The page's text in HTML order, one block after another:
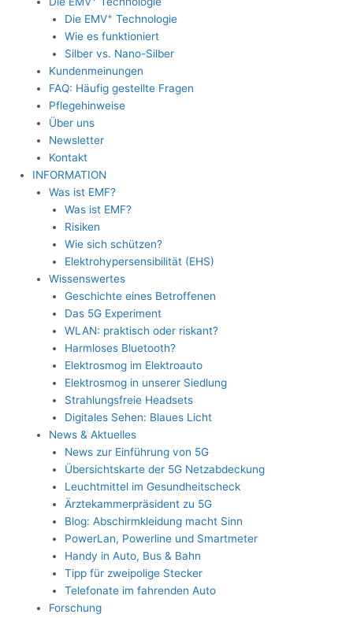
Die EMV+ Technologie
Wie es funktioniert
Silber vs. Nano-Silber
Kundenmeinungen
FAQ: Häufig gestellte Fragen
Pflegehinweise
Über uns
Newsletter
Kontakt
INFORMATION
Was ist EMF?
Was ist EMF?
Risiken
Wie sich schützen?
Elektrohypersensibilität (EHS)
Wissenswertes
Geschichte eines Betroffenen
Das 5G Experiment
WLAN: praktisch oder riskant?
Harmloses Bluetooth?
Elektrosmog im Elektroauto
Elektrosmog in unserer Siedlung
Strahlungsfreie Headsets
Digitales Sehen: Blaues Licht
News & Aktuelles
News zur Einführung von 5G
Übersichtskarte der 5G Netzabdeckung
Leuchtmittel im Gesundheitscheck
Ärztekammerpräsident zu 5G
Blog: Abschirmkleidung macht Sinn
PowerLan, Powerline und Smartmeter
Handy in Auto, Bus & Bahn
Tipp für zweipolige Stecker
Telefonate im fahrenden Auto
Forschung